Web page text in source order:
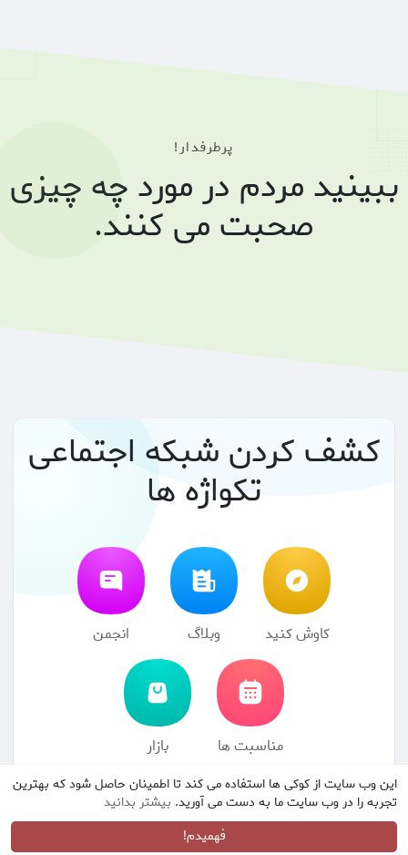
این وب سایت از کوکی ها استفاده می کند تا اطمینان حاصل شود که بهترین
تجربه را در وب سایت ما به دست می آورید. بیشتر بدانید
فهمیدم!
پرطرفدار!
ببینید مردم در مورد چه چیزی
صحبت می کنند.
کشف کردن شبکه اجتماعی
تکواژه ها
کاوش کنید وبلاگ انجمن
مناسبت ها بازار
© 2026 شبکه اجتماعی تکواژه ها · شرایط استفاده ·
حریم خصوصی · با ما تماس بگیرید · درباره · فهرست راهنما · وبلاگ
مناسبت ها